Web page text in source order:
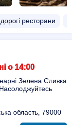
ресторани
о 14:00
Зелена Сливка
Насолоджуйтесь
область, 79000